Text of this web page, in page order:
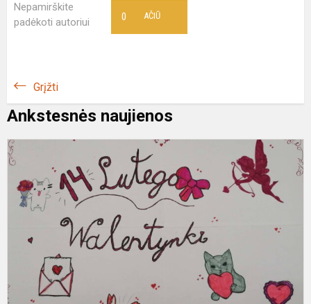
Nepamirškite
padėkoti autoriui
AČIŪ
0
Grįžti
Ankstesnės naujienos